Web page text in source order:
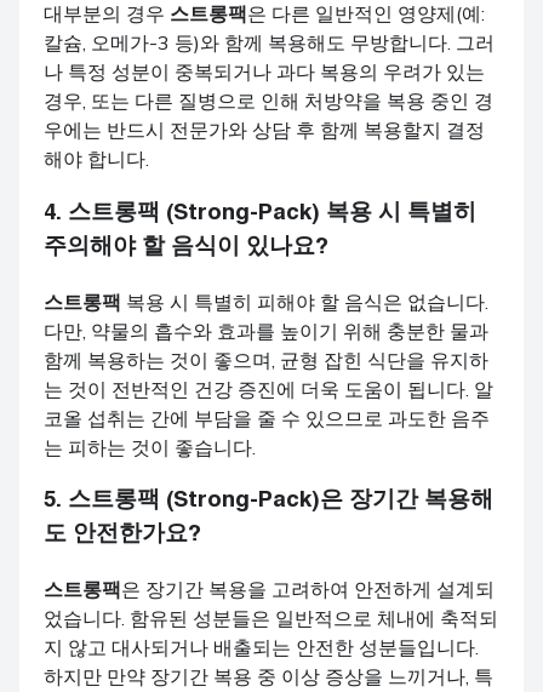
대부분의 경우 스트롱팩은 다른 일반적인 영양제(예:
칼슘, 오메가-3 등)와 함께 복용해도 무방합니다. 그러
나 특정 성분이 중복되거나 과다 복용의 우려가 있는
경우, 또는 다른 질병으로 인해 처방약을 복용 중인 경
우에는 반드시 전문가와 상담 후 함께 복용할지 결정
해야 합니다.
4. 스트롱팩 (Strong-Pack) 복용 시 특별히
주의해야 할 음식이 있나요?
스트롱팩 복용 시 특별히 피해야 할 음식은 없습니다.
다만, 약물의 흡수와 효과를 높이기 위해 충분한 물과
함께 복용하는 것이 좋으며, 균형 잡힌 식단을 유지하
는 것이 전반적인 건강 증진에 더욱 도움이 됩니다. 알
코올 섭취는 간에 부담을 줄 수 있으므로 과도한 음주
는 피하는 것이 좋습니다.
5. 스트롱팩 (Strong-Pack)은 장기간 복용해
도 안전한가요?
스트롱팩은 장기간 복용을 고려하여 안전하게 설계되
었습니다. 함유된 성분들은 일반적으로 체내에 축적되
지 않고 대사되거나 배출되는 안전한 성분들입니다.
하지만 만약 장기간 복용 중 이상 증상을 느끼거나, 특